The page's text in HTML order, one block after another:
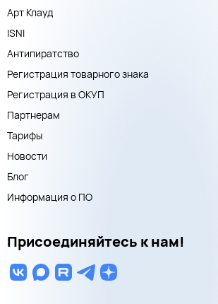
Арт Клауд
ISNI
Антипиратство
Регистрация товарного знака
Регистрация в ОКУП
Партнерам
Тарифы
Новости
Блог
Информация о ПО
Присоединяйтесь к нам!